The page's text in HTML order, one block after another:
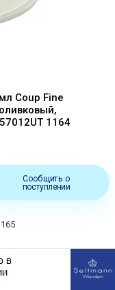
Coup Fine
1164
Сообщить о
поступлении